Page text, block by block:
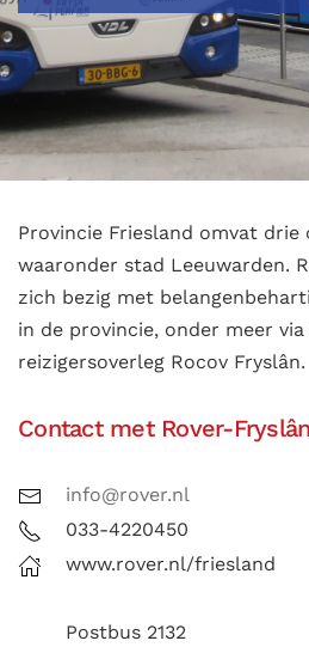
Provincie Friesland omvat drie
waaronder stad Leeuwarden.
zich bezig met
in de provincie, onder meer
reizigersoverleg Rocov Fryslân.
Contact met Rover-Fryslân
info@rover.nl
033-4220450
www.rover.nl/friesland
Postbus 2132